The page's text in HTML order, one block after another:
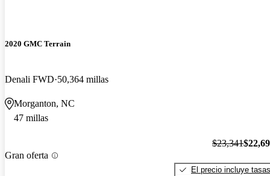
2020 GMC Terrain
Denali FWD 50,364 millas
Morganton, NC
47 millas
Gran oferta
$23,341
El precio incluye tasas